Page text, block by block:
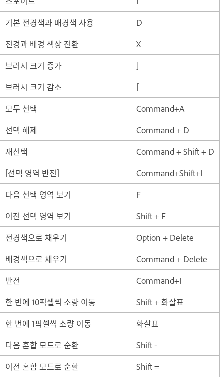
기본 전경색과 배경색 사용
D
전경과 배경 색상 전환
X
브러시 크기 증가
]
브러시 크기 감소
[
모두 선택
Command+A
선택 해제
Command + D
재선택
Command + Shift + D
[선택 영역 반전]
Command+Shift+I
다음 선택 영역 보기
F
이전 선택 영역 보기
Shift + F
전경색으로 채우기
Option + Delete
배경색으로 채우기
Command + Delete
반전
Command+I
한 번에 10픽셀씩 소량 이동
Shift + 화살표
한 번에 1픽셀씩 소량 이동
화살표
다음 혼합 모드로 순환
Shift -
이전 혼합 모드로 순환
Shift =